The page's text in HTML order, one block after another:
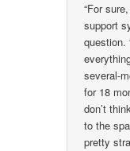
“For
support
question.
several-
for 18
don’t
to the
pretty